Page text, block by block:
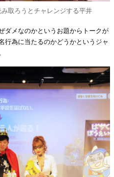
取ろうとチャレンジする平井
ダメなのかというお題からトークが
行為に当たるのかどうかというジャ